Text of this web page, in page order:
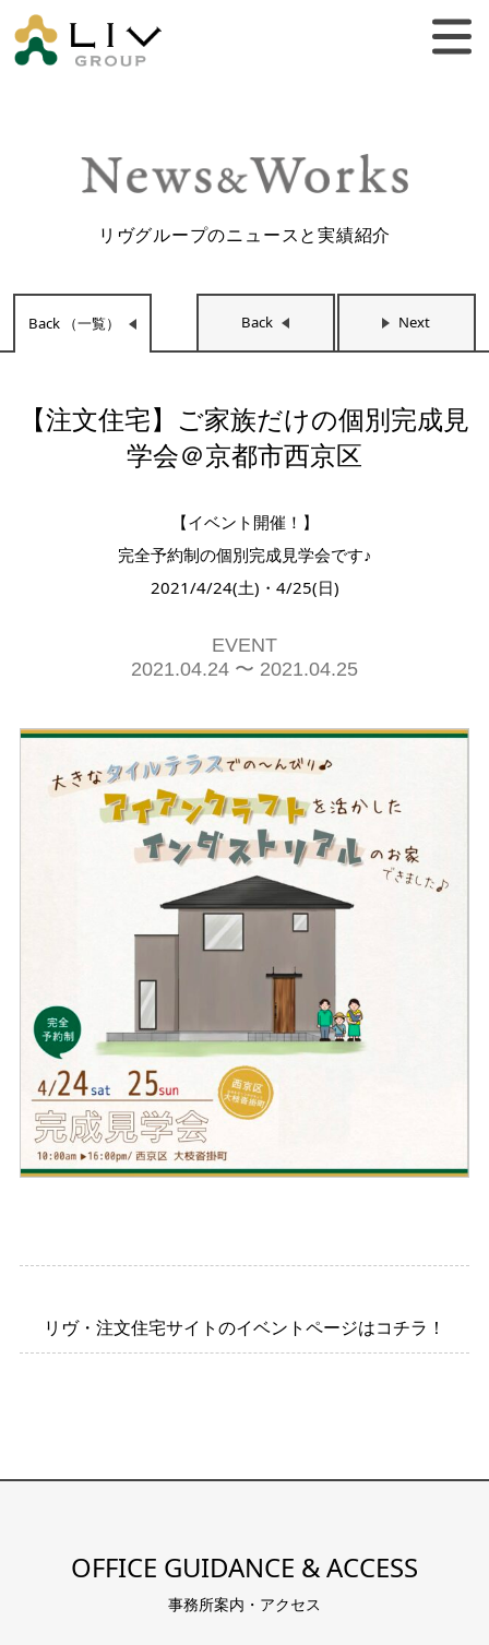
リヴグループのニュースと実績紹介
Back （一覧） Back Next
【注文住宅】ご家族だけの個別完成見
学会＠京都市西京区
【イベント開催！】
完全予約制の個別完成見学会です♪
2021/4/24(土)・4/25(日)
EVENT
2021.04.24 〜 2021.04.25
リヴ・注文住宅サイトのイベントページはコチラ！
OFFICE GUIDANCE & ACCESS
事務所案内・アクセス